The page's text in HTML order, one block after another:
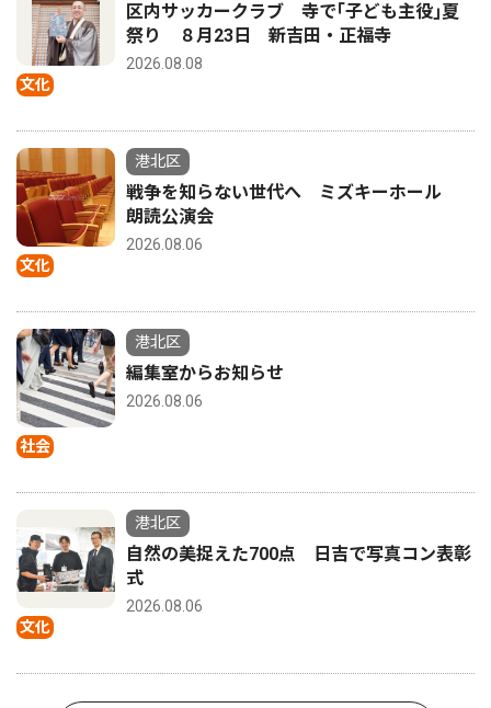
文化
区内サッカークラブ 寺で｢子ども主役｣夏
祭り ８月23日 新吉田・正福寺
2026.08.08
文化
港北区
戦争を知らない世代へ ミズキーホール
朗読公演会
2026.08.06
社会
港北区
編集室からお知らせ
2026.08.06
文化
港北区
自然の美捉えた700点 日吉で写真コン表彰
式
2026.08.06